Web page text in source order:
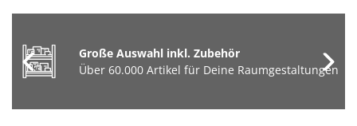
Große Auswahl inkl. Zubehör
Über 60.000 Artikel für Deine Raumgestaltungen